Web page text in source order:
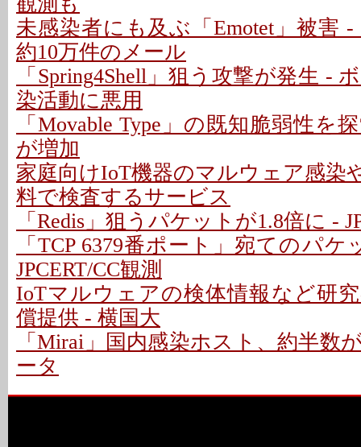
未感染者にも及ぶ「Emotet」被害
約10万件のメール
「Spring4Shell」狙う攻撃が発生 -
染活動に悪用
「Movable Type」の既知脆弱性を
が増加
家庭向けIoT機器のマルウェア感染
料で検査するサービス
「Redis」狙うパケットが1.8倍に -
「TCP 6379番ポート」宛てのパ
JPCERT/CC観測
IoTマルウェアの検体情報など研
償提供 - 横国大
「Mirai」国内感染ホスト、約半数
ータ